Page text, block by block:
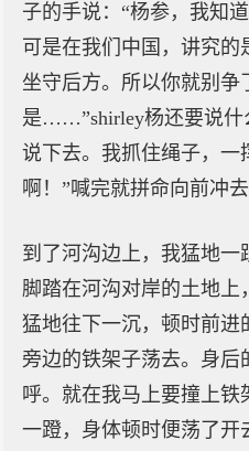
子的手说：“杨参，我知
可是在我们中国，讲究
坐守后方。所以你就别争
是……”shirley杨还要说什
说下去。我抓住绳子，一
啊！”喊完就拼命向前冲去
到了河沟边上，我猛地一
脚踏在河沟对岸的土地上
猛地往下一沉，顿时前进
旁边的铁架子荡去。身后
呼。就在我马上要撞上铁
一蹬，身体顿时便荡了开